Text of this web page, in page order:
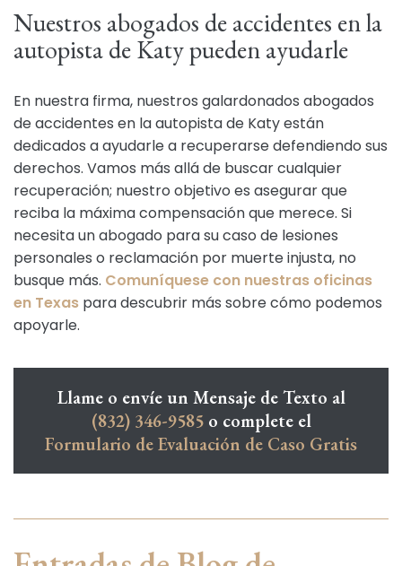
Nuestros abogados de accidentes en la
autopista de Katy pueden ayudarle
En nuestra firma, nuestros galardonados abogados
de accidentes en la autopista de Katy están
dedicados a ayudarle a recuperarse defendiendo sus
derechos. Vamos más allá de buscar cualquier
recuperación; nuestro objetivo es asegurar que
reciba la máxima compensación que merece. Si
necesita un abogado para su caso de lesiones
personales o reclamación por muerte injusta, no
busque más. Comuníquese con nuestras oficinas
en Texas para descubrir más sobre cómo podemos
apoyarle.
Llame o envíe un Mensaje de Texto al
(832) 346-9585o complete el
Formulario de Evaluación de Caso Gratis